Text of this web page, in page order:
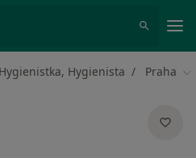
Hygienista Praha